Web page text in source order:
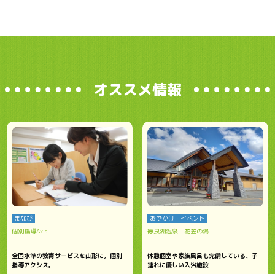
オススメ情報
まなび
個別指導Axis
全国水準の教育サービスを山形に。個別
指導アクシス。
おでかけ・イベント
徳良湖温泉 花笠の湯
休憩個室や家族風呂も完備している、子
連れに優しい入浴施設